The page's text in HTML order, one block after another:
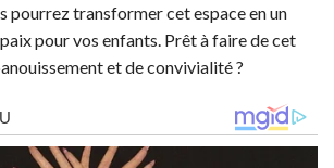
pourrez transformer cet espace en un
pour vos enfants. Prêt à faire de cet
et de convivialité ?